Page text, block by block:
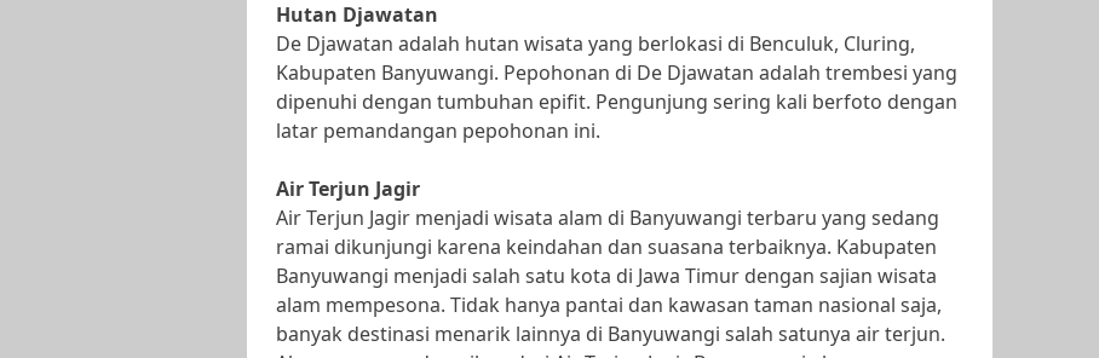
Hutan Djawatan
De Djawatan adalah hutan wisata yang berlokasi di Benculuk, Cluring,
Kabupaten Banyuwangi. Pepohonan di De Djawatan adalah trembesi yang
dipenuhi dengan tumbuhan epifit. Pengunjung sering kali berfoto dengan
latar pemandangan pepohonan ini.
Air Terjun Jagir
Air Terjun Jagir menjadi wisata alam di Banyuwangi terbaru yang sedang
ramai dikunjungi karena keindahan dan suasana terbaiknya. Kabupaten
Banyuwangi menjadi salah satu kota di Jawa Timur dengan sajian wisata
alam mempesona. Tidak hanya pantai dan kawasan taman nasional saja,
banyak destinasi menarik lainnya di Banyuwangi salah satunya air terjun.